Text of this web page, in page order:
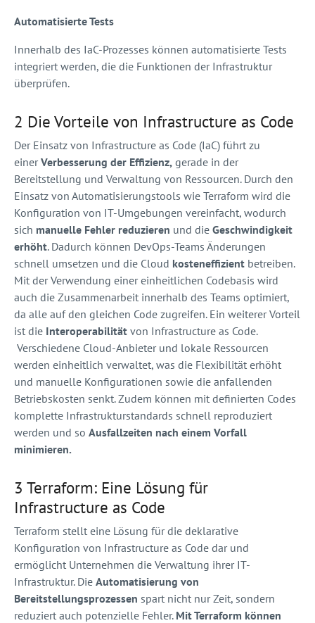
Automatisierte Tests
Innerhalb des IaC-Prozesses können automatisierte Tests
integriert werden, die die Funktionen der Infrastruktur
überprüfen.
2 Die Vorteile von Infrastructure as Code
Der Einsatz von Infrastructure as Code (IaC) führt zu
einerVerbesserung der Effizienz, gerade in der
Bereitstellung und Verwaltung von Ressourcen. Durch den
Einsatz von Automatisierungstools wie Terraform wird die
Konfiguration von IT-Umgebungen vereinfacht, wodurch
sich manuelle Fehler reduzieren und die Geschwindigkeit
erhöht. Dadurch können DevOps-Teams Änderungen
schnell umsetzen und die Cloud kosteneffizient betreiben.
Mit der Verwendung einer einheitlichen Codebasis wird
auch die Zusammenarbeit innerhalb des Teams optimiert,
da alle auf den gleichen Code zugreifen. Ein weiterer Vorteil
ist die Interoperabilität von Infrastructure as Code.
Verschiedene Cloud-Anbieter und lokale Ressourcen
werden einheitlich verwaltet, was die Flexibilität erhöht
und manuelle Konfigurationen sowie die anfallenden
Betriebskosten senkt. Zudem können mit definierten Codes
komplette Infrastrukturstandards schnell reproduziert
werden und so Ausfallzeiten nach einem Vorfall
minimieren.
3 Terraform: Eine Lösung für
Infrastructure as Code
Terraform stellt eine Lösung für die deklarative
Konfiguration von Infrastructure as Code dar und
ermöglicht Unternehmen die Verwaltung ihrer IT-
Infrastruktur. Die Automatisierung von
Bereitstellungsprozessen spart nicht nur Zeit, sondern
reduziert auch potenzielle Fehler. Mit Terraform können